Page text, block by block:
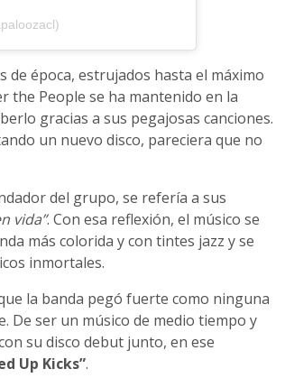
época, estrujados hasta el máximo
the People se ha mantenido en la
gracias a sus pegajosas canciones.
un nuevo disco, pareciera que no
del grupo, se refería a sus
vida”. Con esa reflexión, el músico se
más colorida y con tintes jazz y se
inmortales.
la banda pegó fuerte como ninguna
De ser un músico de medio tiempo y
su disco debut junto, en ese
Up Kicks”.